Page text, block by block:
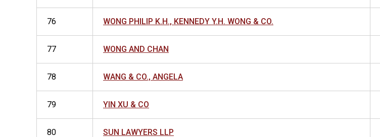
76 WONG PHILIP K.H., KENNEDY Y.H. WONG & CO.
77 WONG AND CHAN
78 WANG & CO., ANGELA
79 YIN XU & CO
80 SUN LAWYERS LLP